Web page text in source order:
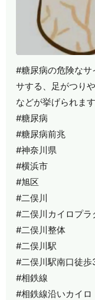
#糖尿病の危険なサ
サする、足がつり
などが挙げられます
#糖尿病
#糖尿病前兆
#神奈川県
#横浜市
#旭区
#二俣川
#二俣川カイロプラ
#二俣川整体
#二俣川駅
#二俣川駅南口徒歩
#相鉄線
#相鉄線沿いカイロ